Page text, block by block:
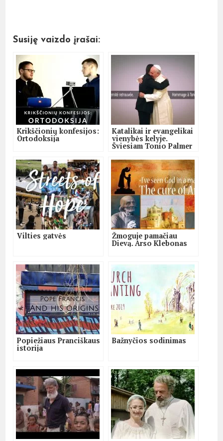
Susiję vaizdo įrašai:
Krikščionių konfesijos:
Ortodoksija
Katalikai ir evangelikai
vienybės kelyje.
Šviesiam Tonio Palmer
Vilties gatvės Žmoguje pamačiau
Dievą. Arso Klebonas
Popiežiaus Pranciškaus
istorija
Bažnyčios sodinimas